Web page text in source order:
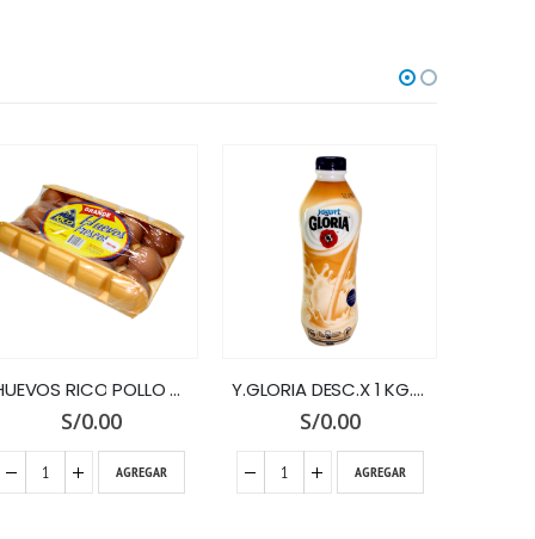
Y.GLORIA DESC.X 1 KG.VAINILLA
S/0.00
AGREGAR
Y.GLORIA DESC. X 1 KG.X 3 UNID.
S/0.00
AGREGAR